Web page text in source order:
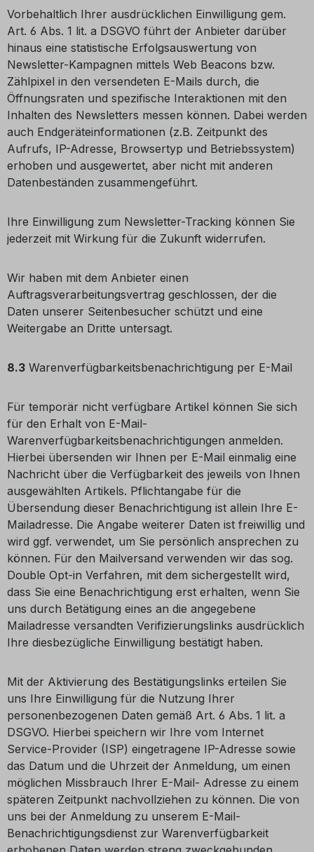
Vorbehaltlich Ihrer ausdrücklichen Einwilligung gem.
Art. 6 Abs. 1 lit. a DSGVO führt der Anbieter darüber
hinaus eine statistische Erfolgsauswertung von
Newsletter-Kampagnen mittels Web Beacons bzw.
Zählpixel in den versendeten E-Mails durch, die
Öffnungsraten und spezifische Interaktionen mit den
Inhalten des Newsletters messen können. Dabei werden
auch Endgeräteinformationen (z.B. Zeitpunkt des
Aufrufs, IP-Adresse, Browsertyp und Betriebssystem)
erhoben und ausgewertet, aber nicht mit anderen
Datenbeständen zusammengeführt.
Ihre Einwilligung zum Newsletter-Tracking können Sie
jederzeit mit Wirkung für die Zukunft widerrufen.
Wir haben mit dem Anbieter einen
Auftragsverarbeitungsvertrag geschlossen, der die
Daten unserer Seitenbesucher schützt und eine
Weitergabe an Dritte untersagt.
8.3 Warenverfügbarkeitsbenachrichtigung per E-Mail
Für temporär nicht verfügbare Artikel können Sie sich
für den Erhalt von E-Mail-
Warenverfügbarkeitsbenachrichtigungen anmelden.
Hierbei übersenden wir Ihnen per E-Mail einmalig eine
Nachricht über die Verfügbarkeit des jeweils von Ihnen
ausgewählten Artikels. Pflichtangabe für die
Übersendung dieser Benachrichtigung ist allein Ihre E-
Mailadresse. Die Angabe weiterer Daten ist freiwillig und
wird ggf. verwendet, um Sie persönlich ansprechen zu
können. Für den Mailversand verwenden wir das sog.
Double Opt-in Verfahren, mit dem sichergestellt wird,
dass Sie eine Benachrichtigung erst erhalten, wenn Sie
uns durch Betätigung eines an die angegebene
Mailadresse versandten Verifizierungslinks ausdrücklich
Ihre diesbezügliche Einwilligung bestätigt haben.
Mit der Aktivierung des Bestätigungslinks erteilen Sie
uns Ihre Einwilligung für die Nutzung Ihrer
personenbezogenen Daten gemäß Art. 6 Abs. 1 lit. a
DSGVO. Hierbei speichern wir Ihre vom Internet
Service-Provider (ISP) eingetragene IP-Adresse sowie
das Datum und die Uhrzeit der Anmeldung, um einen
möglichen Missbrauch Ihrer E-Mail- Adresse zu einem
späteren Zeitpunkt nachvollziehen zu können. Die von
uns bei der Anmeldung zu unserem E-Mail-
Benachrichtigungsdienst zur Warenverfügbarkeit